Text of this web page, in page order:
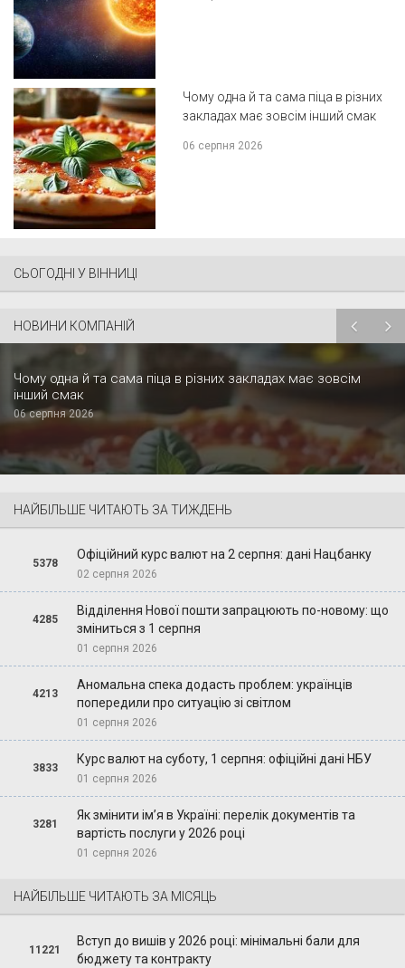
Чому одна й та сама піца в різних
закладах має зовсім інший смак
06 серпня 2026
СЬОГОДНІ У ВІННИЦІ
НОВИНИ КОМПАНІЙ
Чому одна й та сама піца в різних закладах має зовсім
інший смак
06 серпня 2026
НАЙБІЛЬШЕ ЧИТАЮТЬ ЗА ТИЖДЕНЬ
5378
Офіційний курс валют на 2 серпня: дані Нацбанку
02 серпня 2026
4285
Відділення Нової пошти запрацюють по-новому: що
зміниться з 1 серпня
01 серпня 2026
4213
Аномальна спека додасть проблем: українців
попередили про ситуацію зі світлом
01 серпня 2026
3833
Курс валют на суботу, 1 серпня: офіційні дані НБУ
01 серпня 2026
3281
Як змінити ім’я в Україні: перелік документів та
вартість послуги у 2026 році
01 серпня 2026
НАЙБІЛЬШЕ ЧИТАЮТЬ ЗА МІСЯЦЬ
11221
Вступ до вишів у 2026 році: мінімальні бали для
бюджету та контракту